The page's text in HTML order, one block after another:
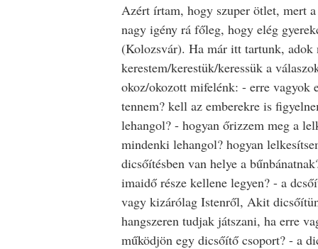
Azért írtam, hogy szuper ötlet, mert
nagy igény rá főleg, hogy elég
(Kolozsvár). Ha már itt tartunk, adok
kerestem/kerestük/keressük a
okoz/okozott mifelénk: - erre vagyok
tennem? kell az emberekre is
lehangol? - hogyan őrizzem meg a
mindenki lehangol? hogyan
dicsőítésben van helye a
imaidő része kellene legyen? - a
vagy kizárólag Istenről, Akit
hangszeren tudjak játszani, ha erre
működjön egy dicsőítő csoport? - a